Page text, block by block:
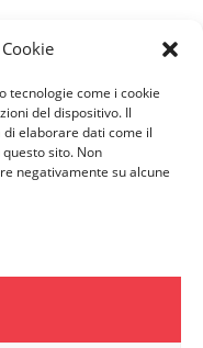
tecnologie come i cookie
del dispositivo. Il
elaborare dati come il
sito. Non
negativamente su alcune
assistente virtuale